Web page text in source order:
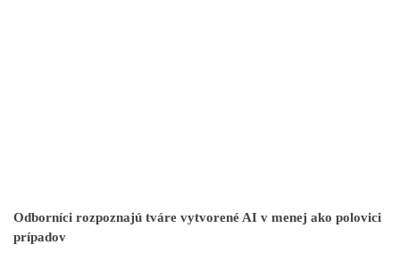
Odborníci rozpoznajú tváre vytvorené AI v menej ako polovici
prípadov